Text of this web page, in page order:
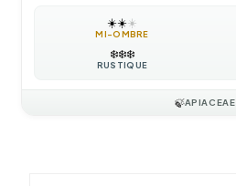
☀️☀️☀️
MI-OMBRE
❄️❄️❄️
RUSTIQUE
🍃APIACEAE